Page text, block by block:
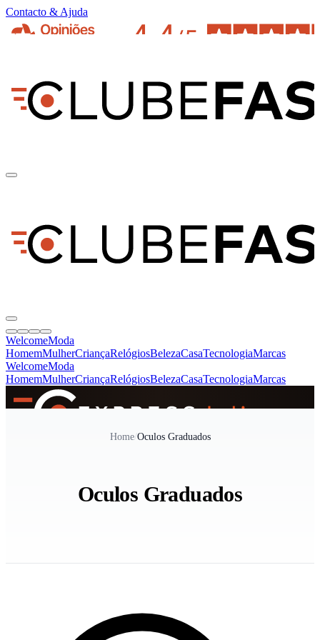
Contacto & Ajuda
WelcomeModa
HomemMulherCriançaRelógiosBelezaCasaTecnologiaMarcas
WelcomeModa
HomemMulherCriançaRelógiosBelezaCasaTecnologiaMarcas
Home/Oculos Graduados
Oculos Graduados